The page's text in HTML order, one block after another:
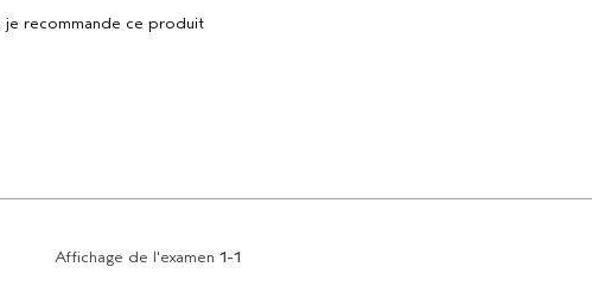
je recommande ce produit
Affichage de l'examen 1-1